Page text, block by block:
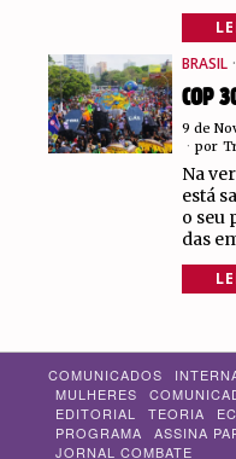
BRASIL ·
COP
9 de
por
Na
está
o seu
das
COMUNICADOS
MULHERES
EDITORIAL
TEORIA
PROGRAMA
ASSINA
JORNAL COMBATE